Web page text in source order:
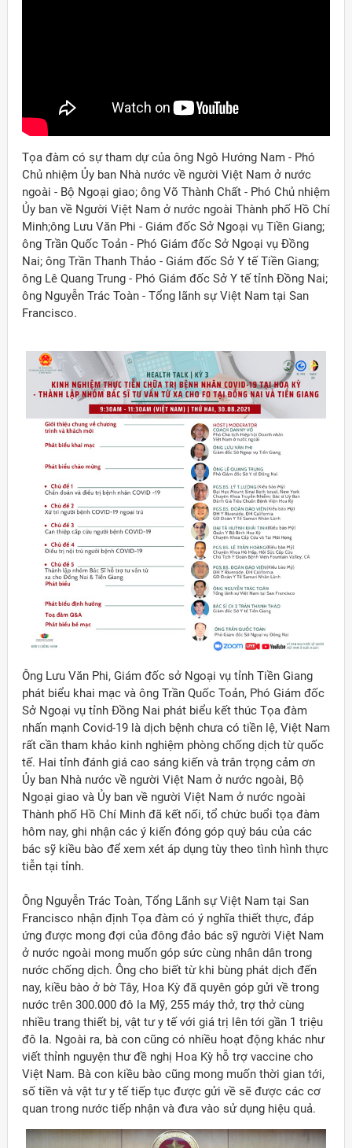
Tọa đàm có sự tham dự của ông Ngô Hướng Nam - Phó
Chủ nhiệm Ủy ban Nhà nước về người Việt Nam ở nước
ngoài - Bộ Ngoại giao; ông Võ Thành Chất - Phó Chủ nhiệm
Ủy ban về Người Việt Nam ở nước ngoài Thành phố Hồ Chí
Minh;ông Lưu Văn Phi - Giám đốc Sở Ngoại vụ Tiền Giang;
ông Trần Quốc Toản - Phó Giám đốc Sở Ngoại vụ Đồng
Nai; ông Trần Thanh Thảo - Giám đốc Sở Y tế Tiền Giang;
ông Lê Quang Trung - Phó Giám đốc Sở Y tế tỉnh Đồng Nai;
ông Nguyễn Trác Toàn - Tổng lãnh sự Việt Nam tại San
Francisco.
Ông Lưu Văn Phi, Giám đốc sở Ngoại vụ tỉnh Tiền Giang
phát biểu khai mạc và ông Trần Quốc Toản, Phó Giám đốc
Sở Ngoại vụ tỉnh Đồng Nai phát biểu kết thúc Tọa đàm
nhấn mạnh Covid-19 là dịch bệnh chưa có tiền lệ, Việt Nam
rất cần tham khảo kinh nghiệm phòng chống dịch từ quốc
tế. Hai tỉnh đánh giá cao sáng kiến và trân trọng cảm ơn
Ủy ban Nhà nước về người Việt Nam ở nước ngoài, Bộ
Ngoại giao và Ủy ban về người Việt Nam ở nước ngoài
Thành phố Hồ Chí Minh đã kết nối, tổ chức buổi tọa đàm
hôm nay, ghi nhận các ý kiến đóng góp quý báu của các
bác sỹ kiều bào để xem xét áp dụng tùy theo tình hình thực
tiễn tại tỉnh.
Ông Nguyễn Trác Toàn, Tổng Lãnh sự Việt Nam tại San
Francisco nhận định Tọa đàm có ý nghĩa thiết thực, đáp
ứng được mong đợi của đông đảo bác sỹ người Việt Nam
ở nước ngoài mong muốn góp sức cùng nhân dân trong
nước chống dịch. Ông cho biết từ khi bùng phát dịch đến
nay, kiều bào ở bờ Tây, Hoa Kỳ đã quyên góp gửi về trong
nước trên 300.000 đô la Mỹ, 255 máy thở, trợ thở cùng
nhiều trang thiết bị, vật tư y tế với giá trị lên tới gần 1 triệu
đô la. Ngoài ra, bà con cũng có nhiều hoạt động khác như
viết thỉnh nguyện thư đề nghị Hoa Kỳ hỗ trợ vaccine cho
Việt Nam. Bà con kiều bào cũng mong muốn thời gian tới,
số tiền và vật tư y tế tiếp tục được gửi về sẽ được các cơ
quan trong nước tiếp nhận và đưa vào sử dụng hiệu quả.